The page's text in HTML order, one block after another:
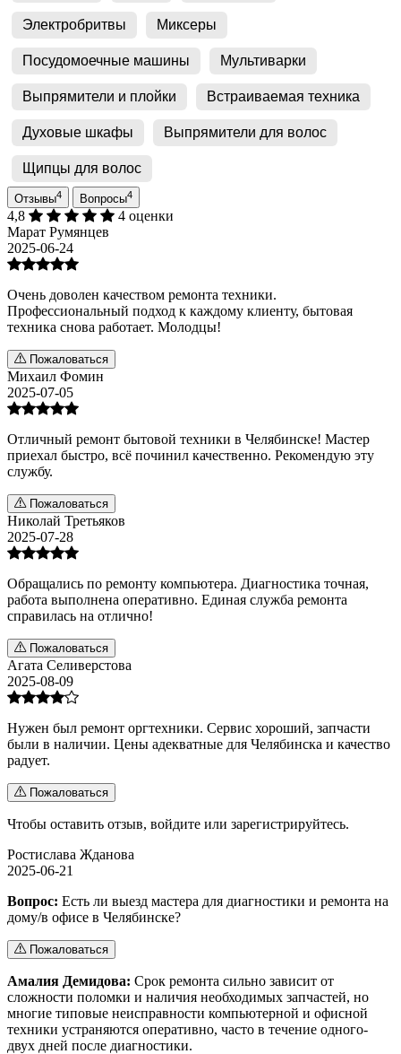
Электробритвы Миксеры
Посудомоечные машины Мультиварки
Выпрямители и плойки Встраиваемая техника
Духовые шкафы Выпрямители для волос
Щипцы для волос
Отзывы4 Вопросы4
4,8
4 оценки
Марат Румянцев
2025-06-24
Очень доволен качеством ремонта техники.
Профессиональный подход к каждому клиенту, бытовая
техника снова работает. Молодцы!
Пожаловаться
Михаил Фомин
2025-07-05
Отличный ремонт бытовой техники в Челябинске! Мастер
приехал быстро, всё починил качественно. Рекомендую эту
службу.
Пожаловаться
Николай Третьяков
2025-07-28
Обращались по ремонту компьютера. Диагностика точная,
работа выполнена оперативно. Единая служба ремонта
справилась на отлично!
Пожаловаться
Агата Селиверстова
2025-08-09
Нужен был ремонт оргтехники. Сервис хороший, запчасти
были в наличии. Цены адекватные для Челябинска и качество
радует.
Пожаловаться
Чтобы оставить отзыв, войдите или зарегистрируйтесь.
Ростислава Жданова
2025-06-21
Вопрос: Есть ли выезд мастера для диагностики и ремонта на
дому/в офисе в Челябинске?
Пожаловаться
Амалия Демидова: Срок ремонта сильно зависит от
сложности поломки и наличия необходимых запчастей, но
многие типовые неисправности компьютерной и офисной
техники устраняются оперативно, часто в течение одного-
двух дней после диагностики.